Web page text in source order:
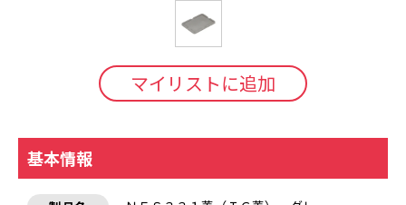
マイリストに追加
基本情報